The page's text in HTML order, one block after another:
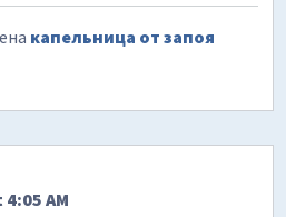
капельница от запоя
AM